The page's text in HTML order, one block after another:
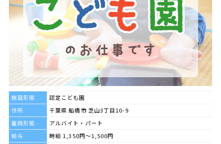
施設形態
認定こども園
住所
千葉県 船橋市 芝山3丁目10-9
雇用形態
アルバイト・パート
給与
時給 1,350円～1,500円